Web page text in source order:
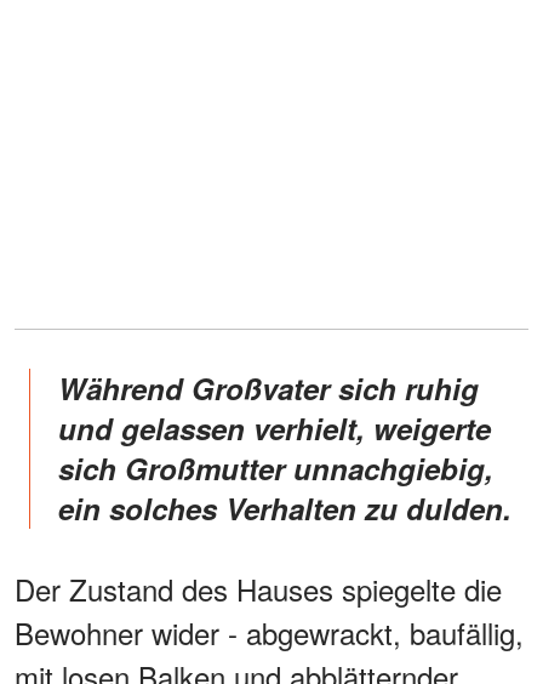
Während Großvater sich ruhig
und gelassen verhielt, weigerte
sich Großmutter unnachgiebig,
ein solches Verhalten zu dulden.
Der Zustand des Hauses spiegelte die
Bewohner wider - abgewrackt, baufällig,